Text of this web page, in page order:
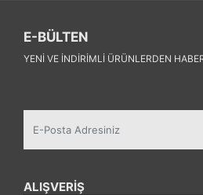
E-BÜLTEN
YENI VE INDIRIMLI ÜRÜNLERDEN
ALIŞVERİŞ